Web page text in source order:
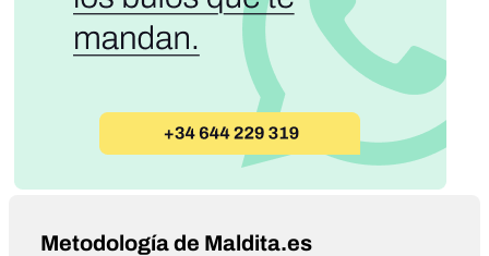
Metodología de Maldita.es